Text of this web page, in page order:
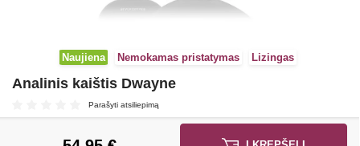
Naujiena Nemokamas pristatymas Lizingas
Analinis kaištis Dwayne
Parašyti atsiliepimą